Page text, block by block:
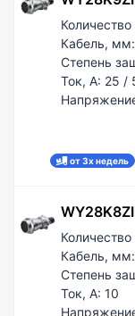
Количество
Кабель, мм:
Степень
Ток, А: 25 /
от 3х недель
Количество
Кабель, мм:
Степень
Ток, А: 10